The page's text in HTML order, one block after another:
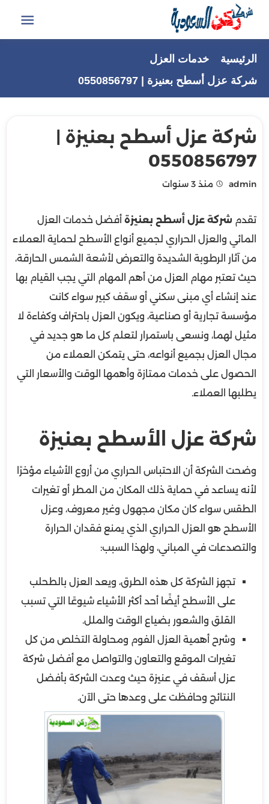
التجاوز
الرئيسية
خدمات العزل
شركة عزل أسطح بعنيزة | 0550856797
شركة عزل أسطح بعنيزة |
0550856797
admin منذ 3 سنوات
تقدم شركة عزل أسطح بعنيزة أفضل خدمات العزل
المائي والعزل الحراري لجميع أنواع الأسطح لحماية العملاء
من آثار الرطوبة الشديدة والتعرض لأشعة الشمس الحارقة،
حيث تعتبر مهام العزل من أهم المهام التي يجب القيام بها
عند إنشاء أي مبنى سكني أو سقف كبير سواء كانت
مؤسسة تجارية أو صناعية، ويكون العزل باحتراف وكفاءة لا
مثيل لهما، ونسعى باستمرار لتعلم كل ما هو جديد في
مجال العزل بجميع أنواعه، حتى يتمكن العملاء من
الحصول على خدمات ممتازة وأهمها الوقت والأسعار التي
يطلبها العملاء.
شركة عزل الأسطح بعنيزة
وضحت الشركة أن الاحتباس الحراري من أروع الأشياء مؤخرًا
لأنه يساعد في حماية ذلك المكان من المطر أو تغيرات
الطقس سواء كان مكان مجهول وغير معروف، وعزل
الأسطح هو العزل الحراري الذي يمنع فقدان الحرارة
والتصدعات في المباني، ولهذا السبب:
تجهز الشركة كل هذه الطرق، ويعد العزل بالطحلب
على الأسطح أيضًا أحد أكثر الأشياء شيوعًا التي تسبب
القلق والشعور بضياع الوقت والملل.
وشرح أهمية العزل الفوم ومحاولة التخلص من كل
تغيرات الموقع والتعاون والتواصل مع أفضل شركة
عزل أسقف في عنيزة حيث وعدت الشركة بأفضل
النتائج وحافظت على وعدها حتى الآن.